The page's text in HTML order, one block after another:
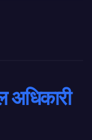
अधिकारी